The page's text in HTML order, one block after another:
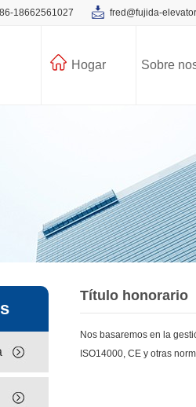
18662561027 fred@fujida-
Hogar Sobre
Título honorario
Nos basaremos en la
ISO14000, CE y otras